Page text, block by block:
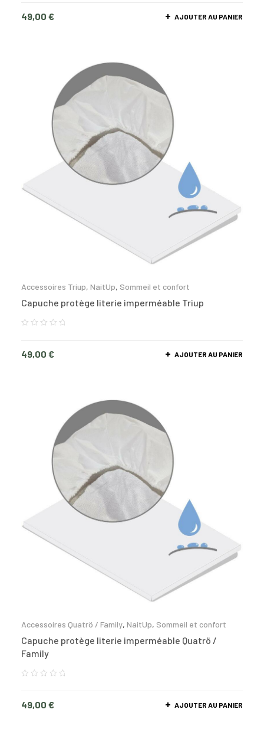
49,00 € AJOUTER AU PANIER
Accessoires Triup, NaitUp, Sommeil et confort
Capuche protège literie imperméable Triup
49,00 € AJOUTER AU PANIER
Accessoires Quatrö / Family, NaitUp, Sommeil et confort
Capuche protège literie imperméable Quatrö /
Family
49,00 € AJOUTER AU PANIER